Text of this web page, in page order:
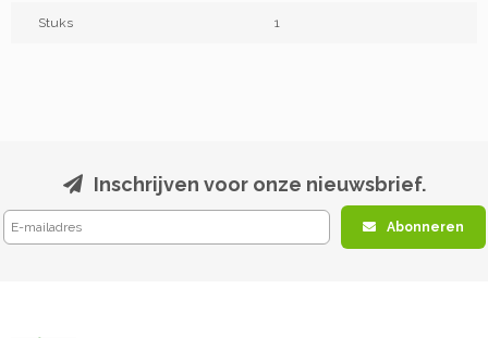
Stuks 1
Inschrijven voor onze nieuwsbrief.
Abonneren